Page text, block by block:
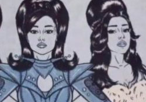
pridružile Megan Thee Stallion i Doja Cat
na novom remiksu!
Zvezde